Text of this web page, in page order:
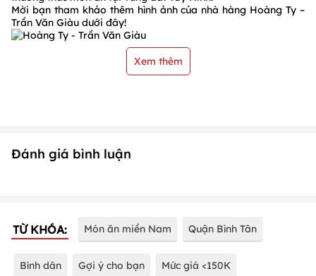
Mời bạn tham khảo thêm hình ảnh của nhà hàng Hoàng Ty –
Trần Văn Giàu dưới đây!
Xem thêm
Đánh giá bình luận
TỪ KHÓA: Món ăn miền Nam Quận Bình Tân
Bình dân Gợi ý cho bạn Mức giá <150K